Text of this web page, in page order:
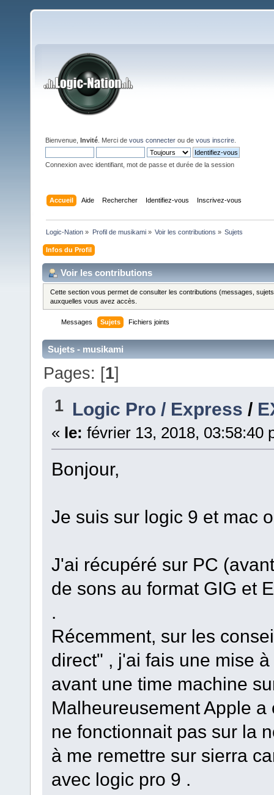
Bienvenue, Invité . Merci de vous connecter ou de vous inscrire
Connexion avec identifiant, mot de passe et durée de la session
Accueil Aide Rechercher Identifiez-vous Inscrivez-vous
Logic-Nation » Profil de musikami» Voir les contributions » Sujets
Infos du Profil
Voir les contributions
Cette section vous permet de consulter les contributions (messages,
auxquelles vous avez accès.
Messages Sujets Fichiers joints
Sujets - musikami
Pages: [1]
1 Logic Pro / Express /
« le: février 13, 2018, 03:58:40
Bonjour,
Je suis sur logic 9 et mac
J'ai récupéré sur PC
de sons au format GIG et
.
Récemment, sur les
direct" , j'ai fais une mise
avant une time machine
Malheureusement Apple
ne fonctionnait pas sur la
à me remettre sur sierra
avec logic pro 9 .